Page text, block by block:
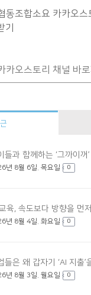
동조합소요 카카오스
기
카오스토리 채널 바로
들과 함께하는 ‘그까이꺼
년 8월 6일. 목요일 0
육, 속도보다 방향을 먼
년 8월 4일. 화요일 0
들은 왜 갑자기 ‘AI 지출
년 8월 3일. 월요일 0